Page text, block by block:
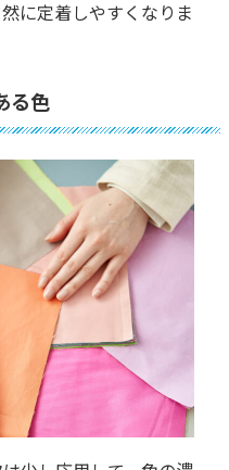
に定着しやすくなりま
る色